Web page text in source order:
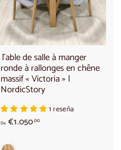
Table de salle à manger
ronde à rallonges en chêne
massif « Victoria » |
NordicStory
1 reseña
De €1.05000A